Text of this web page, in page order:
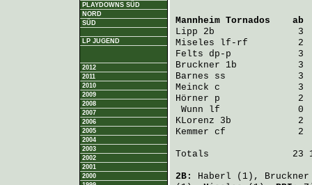
PLAYDOWNS SÜD
NORD
SÜD
LP JUGEND
2012
2011
2010
2009
2008
2007
2006
2005
2004
2003
2002
2001
2000
Mannheim Tornados
ab
Lipp 2b               3
Miseles lf-rf         2  2
Felts dp-p            3
Bruckner 1b           3
Barnes ss             3
Meinck c              3
Hörner p              2  1
Wunn lf              0
KLorenz 3b            2
Kemmer cf             2
Totals               23
2B: Haberl (1), Bruckner